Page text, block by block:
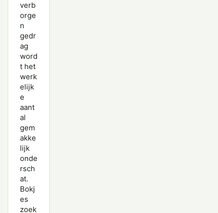
verb
orge
n
gedr
ag
word
t het
werk
elijk
e
aant
al
gem
akke
lijk
onde
rsch
at.
Bokj
es
zoek